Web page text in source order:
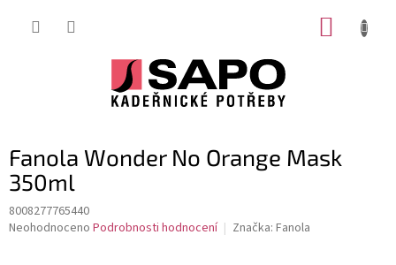
Fanola Wonder No Orange Mask
350ml
8008277765440
Průměrné
Neohodnoceno Podrobnosti hodnocení Značka: Fanola